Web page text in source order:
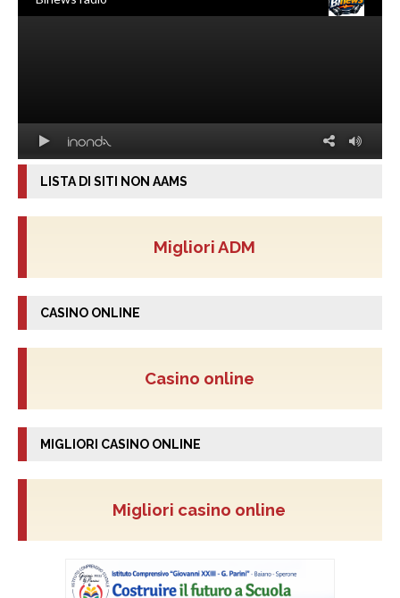
LISTA DI SITI NON AAMS
Migliori ADM
CASINO ONLINE
Casino online
MIGLIORI CASINO ONLINE
Migliori casino online